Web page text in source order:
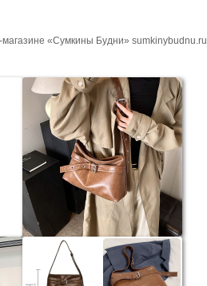
«Сумкины Будни» sumkinybudnu.ru